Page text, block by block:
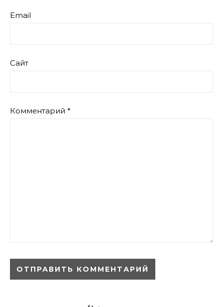
Email
Сайт
Комментарий *